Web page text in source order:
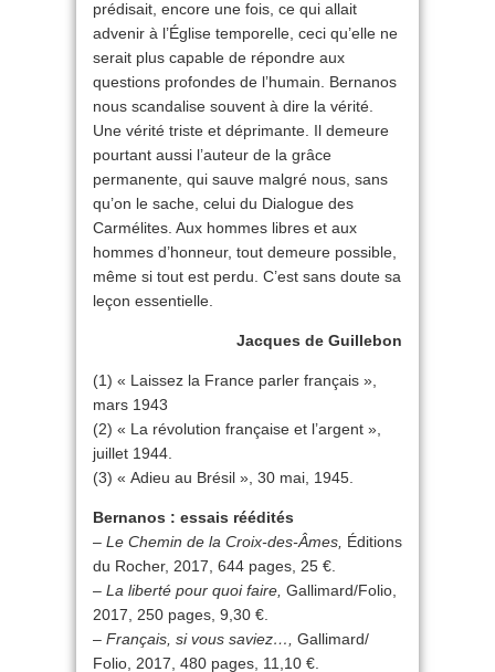
prédisait, encore une fois, ce qui allait
advenir à l’Église temporelle, ceci qu’elle ne
serait plus capable de répondre aux
questions profondes de l’humain. Bernanos
nous scandalise souvent à dire la vérité.
Une vérité triste et déprimante. Il demeure
pourtant aussi l’auteur de la grâce
permanente, qui sauve malgré nous, sans
qu’on le sache, celui du Dialogue des
Carmélites. Aux hommes libres et aux
hommes d’honneur, tout demeure possible,
même si tout est perdu. C’est sans doute sa
leçon essentielle.
Jacques de Guillebon
(1) « Laissez la France parler français »,
mars 1943
(2) « La révolution française et l’argent »,
juillet 1944.
(3) « Adieu au Brésil », 30 mai, 1945.
Bernanos : essais réédités
– Le Chemin de la Croix-des-Âmes, Éditions
du Rocher, 2017, 644 pages, 25 €.
– La liberté pour quoi faire, Gallimard/Folio,
2017, 250 pages, 9,30 €.
– Français, si vous saviez…,
Gallimard/
Folio, 2017, 480 pages, 11,10 €.